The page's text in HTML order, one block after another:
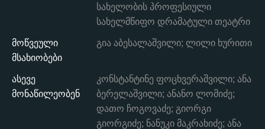
სახელობის პროფესიული
სახელმწიფო დრამატული თეატრი
მოწვეული
მსახიობები
გია აბესალაშვილი; ლილი ხურითი
ასევე
მონაწილეობენ
კონსტანტინე ფოცხვერაშვილი; ანა
ბერელაშვილი; ანანო ლომიძე;
დათო ჩოგოვაძე; გიორგი
გიორგიძე; ნანუკი მაკრახიძე; ანა